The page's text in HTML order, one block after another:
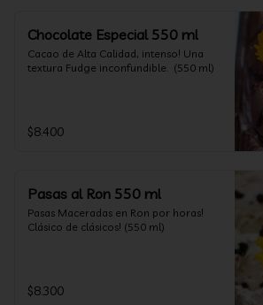
Chocolate Especial 550 ml
Cacao de Alta Calidad, intenso! Una
textura Fudge inconfundible.  (550 ml)
$8.400
Pasas al Ron 550 ml
Pasas Maceradas en Ron por horas!
Clásico de clásicos! (550 ml)
$8.300